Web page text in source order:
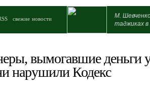
свежие новости
М.
таджиках в
вымогавшие деньги
нарушили Кодекс